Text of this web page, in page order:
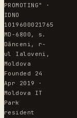
PROMOTING" ·
IDNO
1019600021765
MD-6800, s.
Dănceni, r-
ul Ialoveni,
Moldova
Founded 24
Apr 2019 ·
Moldova IT
Park
resident